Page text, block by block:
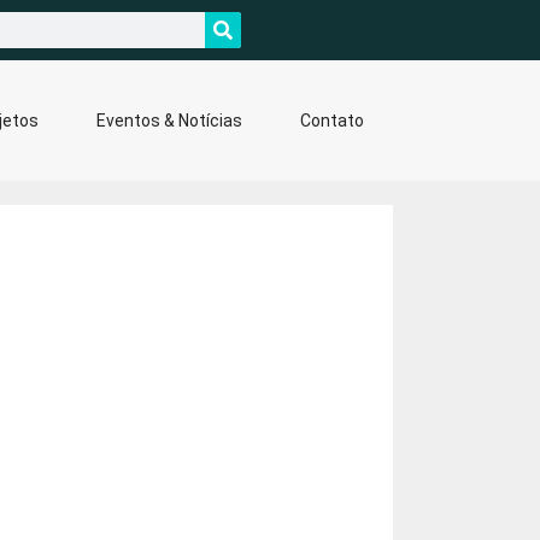
Eventos & Notícias Contato